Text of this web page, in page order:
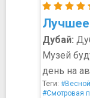
Дубай:
Музей
день на
Теги: #Весной
#Смотровая